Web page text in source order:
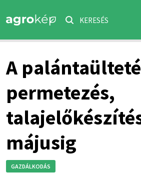
KERESÉS
A
permetezés,
májusig
GAZDÁLKODÁS